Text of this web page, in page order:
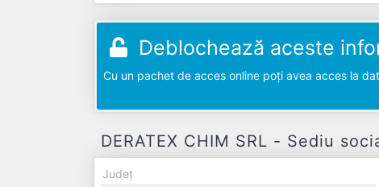
Deblochează aceste
Cu un pachet de acces online poți avea acces la
DERATEX CHIM SRL - Sediu
Județ